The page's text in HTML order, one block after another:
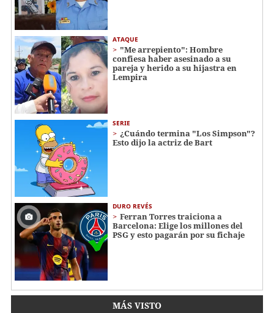
ATAQUE
"Me arrepiento": Hombre
confiesa haber asesinado a su
pareja y herido a su hijastra en
Lempira
SERIE
¿Cuándo termina "Los Simpson"?
Esto dijo la actriz de Bart
DURO REVÉS
Ferran Torres traiciona a
Barcelona: Elige los millones del
PSG y esto pagarán por su fichaje
MÁS VISTO